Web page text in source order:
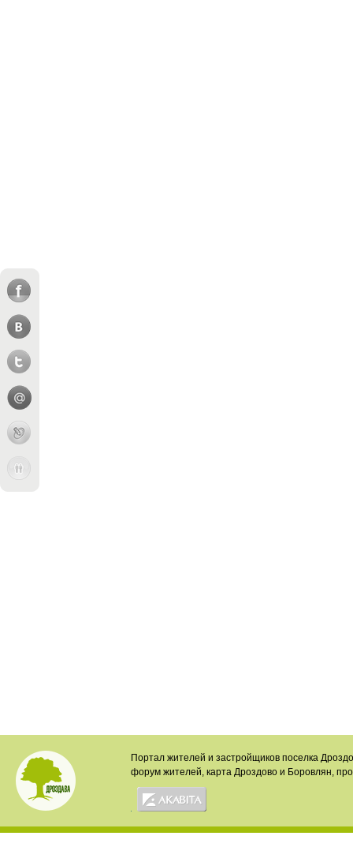
Портал жителей и застройщиков поселка
форум жителей, карта Дроздово и Боровлян,